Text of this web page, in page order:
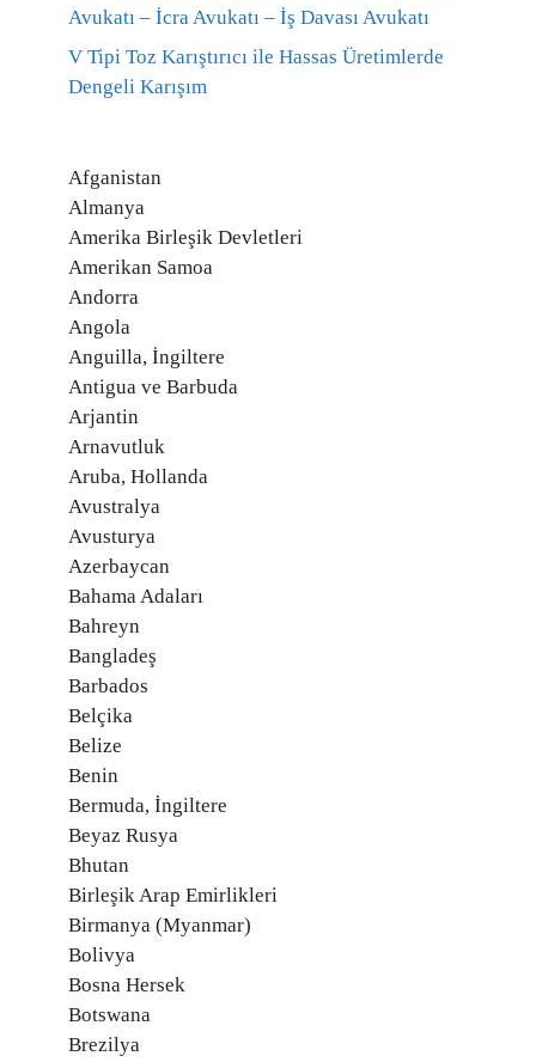
Avukatı – İcra Avukatı – İş Davası Avukatı
V Tipi Toz Karıştırıcı ile Hassas Üretimlerde
Dengeli Karışım
Afganistan
Almanya
Amerika Birleşik Devletleri
Amerikan Samoa
Andorra
Angola
Anguilla, İngiltere
Antigua ve Barbuda
Arjantin
Arnavutluk
Aruba, Hollanda
Avustralya
Avusturya
Azerbaycan
Bahama Adaları
Bahreyn
Bangladeş
Barbados
Belçika
Belize
Benin
Bermuda, İngiltere
Beyaz Rusya
Bhutan
Birleşik Arap Emirlikleri
Birmanya (Myanmar)
Bolivya
Bosna Hersek
Botswana
Brezilya